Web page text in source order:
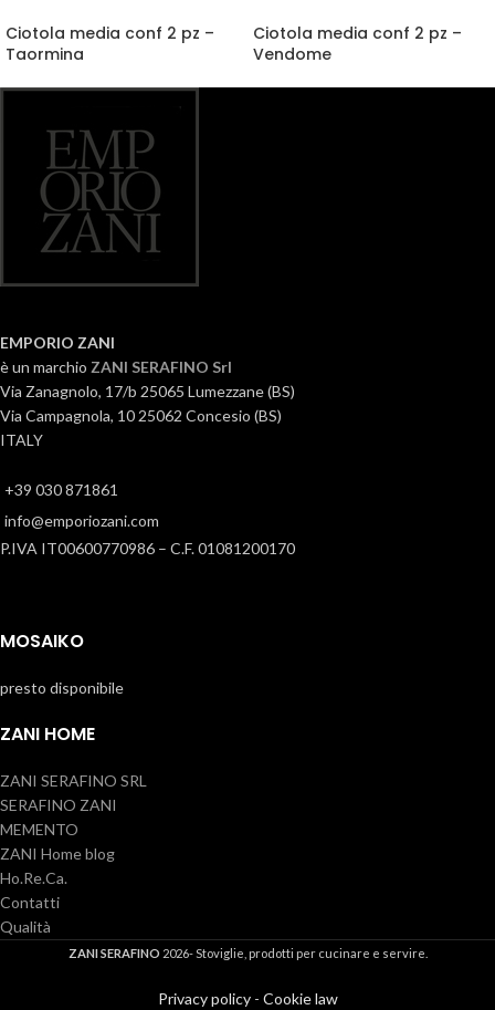
Ciotola media conf 2 pz –
Taormina
Ciotola media conf 2 pz –
Vendome
EMPORIO ZANI
è un marchio ZANI SERAFINO Srl
Via Zanagnolo, 17/b 25065 Lumezzane (BS)
Via Campagnola, 10 25062 Concesio (BS)
ITALY
+39 030 871861
info@emporiozani.com
P.IVA IT00600770986 – C.F. 01081200170
MOSAIKO
presto disponibile
ZANI HOME
ZANI SERAFINO SRL
SERAFINO ZANI
MEMENTO
ZANI Home blog
Ho.Re.Ca.
Contatti
Qualità
ZANI SERAFINO 2026- Stoviglie, prodotti per cucinare e servire.
Privacy policy- Cookie law